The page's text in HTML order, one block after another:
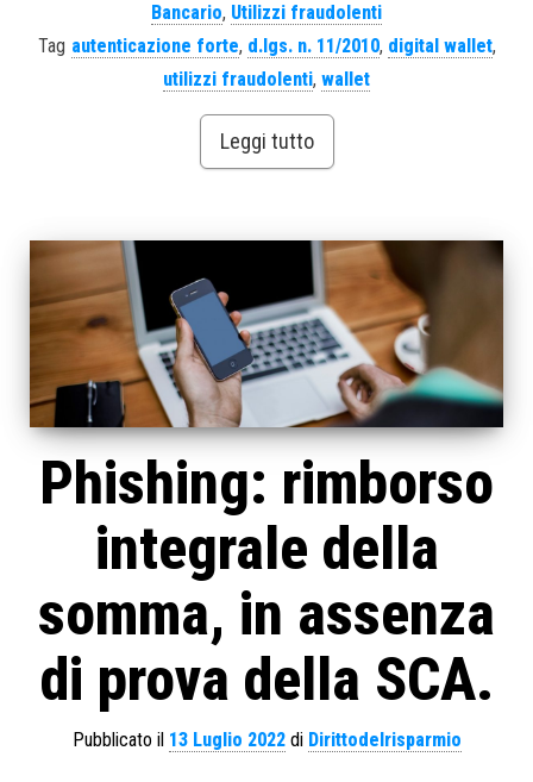
Bancario, Utilizzi fraudolenti
Tag autenticazione forte, d.lgs. n. 11/2010, digital wallet,
utilizzi fraudolenti, wallet
Leggi tutto
Phishing: rimborso
integrale della
somma, in assenza
di prova della SCA.
Pubblicato il 13 Luglio 2022di Dirittodelrisparmio